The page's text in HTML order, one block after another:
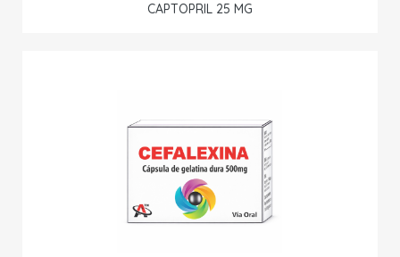
CAPTOPRIL 25 MG